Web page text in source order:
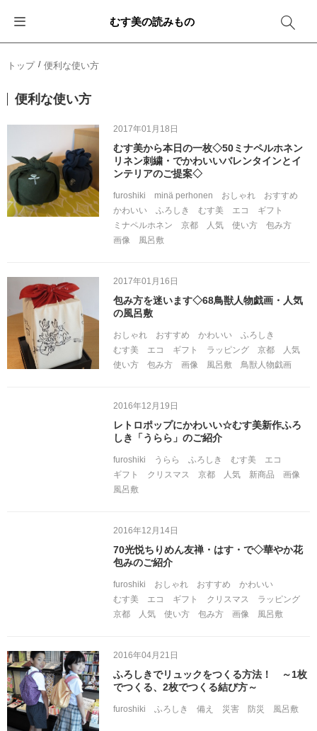
むす美の読みもの
トップ 便利な使い方
便利な使い方
2017年01月18日
むす美から本日の一枚◇50ミナペルホネン
リネン刺繍・でかわいいバレンタインとイ
ンテリアのご提案◇
furoshiki minä perhonen おしゃれ
おすすめ
かわいい
ふろしき むす美 エコ
ギフト
ミナペルホネン
京都 人気 使い方
包み方
画像
風呂敷
2017年01月16日
包み方を迷います◇68鳥獣人物戯画・人気
の風呂敷
おしゃれ おすすめ かわいい
ふろしき
むす美
エコ ギフト ラッピング 京都
人気
使い方
包み方 画像 風呂敷 鳥獣人物戯画
2016年12月19日
レトロポップにかわいい☆むす美新作ふろ
しき「うらら」のご紹介
furoshiki うらら ふろしき むす美
エコ
ギフト
クリスマス 京都 人気 新商品
画像
風呂敷
2016年12月14日
70光悦ちりめん友禅・はす・で◇華やか花
包みのご紹介
furoshiki おしゃれ おすすめ
かわいい
むす美
エコ ギフト クリスマス
ラッピング
京都
人気 使い方 包み方 画像 風呂敷
2016年04月21日
ふろしきでリュックをつくる方法！ ～1枚
でつくる、2枚でつくる結び方～
furoshiki ふろしき 備え 災害 防災 風呂敷
イベント・キャンペーン
新商品
メディア情報
その他
エコバッグ
おしゃれコーデバッグ
収納にもなるバッグ
箱を包む
お酒を包む
一番人気「花包み」
簡単「バッグアレンジ」
ファッション
インテリア
アウトドア
雨の日
防災
卒業・入学
退職・異動
結婚
出産